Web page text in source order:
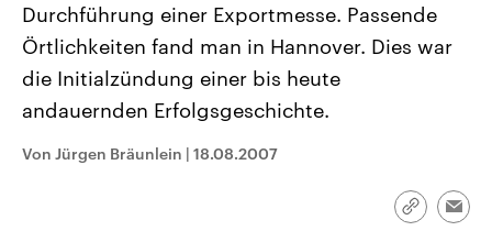
Landtagswahl Sachsen-Anhalt
2026
Alle Informationen
Sachsen-Anhalt wählt am 6.
September 2026 einen neuen
Bundesland von einer Koalition aus
USA
Hintergründe
Wirtschaftlich und
gehören die Vereinigten
Durchführung einer Exportmesse. Passende
Örtlichkeiten fand man in Hannover. Dies war
die Initialzündung einer bis heute
andauernden Erfolgsgeschichte.
Von Jürgen Bräunlein | 18.08.2007
Link